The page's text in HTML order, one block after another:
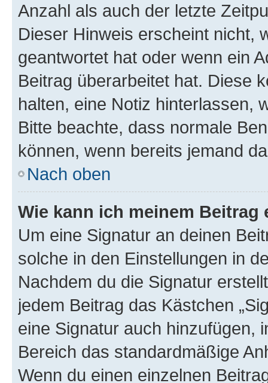
Anzahl als auch der letzte
Dieser Hinweis erscheint nicht,
geantwortet hat oder wenn ein
Beitrag überarbeitet hat. Diese
halten, eine Notiz hinterlassen,
Bitte beachte, dass normale
können, wenn bereits jemand
Nach oben
Wie kann ich meinem
Um eine Signatur an deinen
solche in den Einstellungen in
Nachdem du die Signatur
jedem Beitrag das Kästchen
eine Signatur auch hinzufügen,
Bereich das standardmäßige
Wenn du einen einzelnen